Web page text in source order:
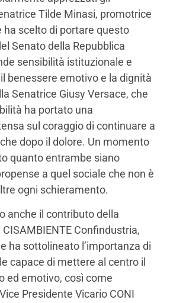
Tilde Minasi, promotrice
ha scelto di portare questo
Senato della Repubblica
sensibilità istituzionale e
benessere emotivo e la dignità
Senatrice Giusy Versace, che
ha portato una
sul coraggio di continuare a
dopo il dolore. Un momento
quanto entrambe siano
a quel sociale che non è
ogni schieramento.
anche il contributo della
Confindustria,
ha sottolineato l’importanza di
capace di mettere al centro il
ed emotivo, così come
Presidente Vicario CONI